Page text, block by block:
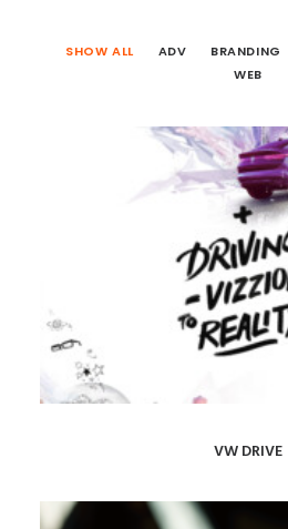
SHOW ALL ADV BRANDING
WEB
VW DRIVE